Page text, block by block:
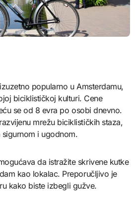
popularno u Amsterdamu,
biciklističkoj kulturi. Cene
se od 8 evra po osobi dnevno.
mrežu biciklističkih staza,
i ugodnom.
da istražite skrivene kutke
kao lokalac. Preporučljivo je
kako biste izbegli gužve.